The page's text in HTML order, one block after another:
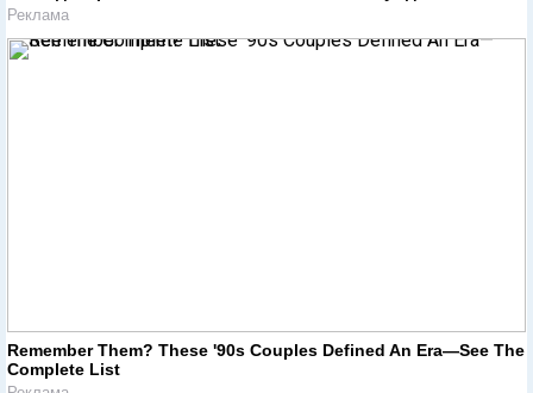
Реклама
Remember Them? These '90s Couples Defined An Era—See The
Complete List